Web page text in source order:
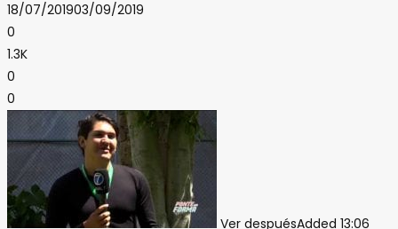
18/07/201903/09/2019
0
1.3K
0
0
Ver despuésAdded 13:06